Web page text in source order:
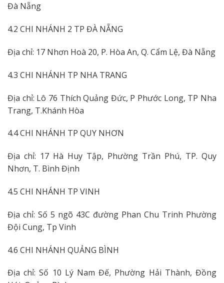
Đà Nẵng
4.2 CHI NHÁNH 2 TP ĐÀ NẴNG
Địa chỉ: 17 Nhơn Hoà 20, P. Hòa An, Q. Cẩm Lệ, Đà Nẵng
4.3 CHI NHÁNH TP NHA TRANG
Địa chỉ: Lô 76 Thích Quảng Đức, P Phước Long, TP Nha
Trang, T.Khánh Hòa
4.4 CHI NHÁNH TP QUY NHƠN
Địa chỉ: 17 Hà Huy Tập, Phường Trần Phú, TP. Quy
Nhơn, T. Bình Định
4.5 CHI NHÁNH TP VINH
Địa chỉ: Số 5 ngõ 43C đường Phan Chu Trinh Phường
Đội Cung, Tp Vinh
4.6 CHI NHÁNH QUẢNG BÌNH
Địa chỉ: Số 10 Lý Nam Đế, Phường Hải Thành, Đồng